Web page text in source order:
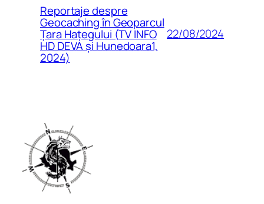
Reportaje despre
Geocaching în Geoparcul
Țara Hațegului (TV INFO
HD DEVA și Hunedoara1,
2024)
22/08/2024